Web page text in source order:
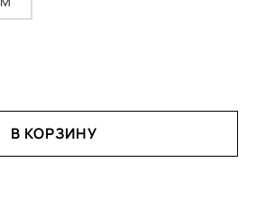
В КОРЗИНУ